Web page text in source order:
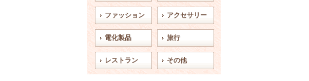
ファッション アクセサリー
電化製品 旅行
レストラン その他